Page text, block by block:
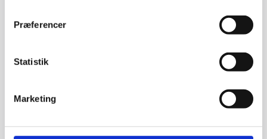
Præferencer
Statistik
Marketing
Du kan til enhver tid ændre eller tilbagetrække dit
hjemmeside.
kontakte os, og hvordan vi behandler persondata i
vores Privatlivspolitik.
Angiv venligst dit samtykke-ID og -dato, når du